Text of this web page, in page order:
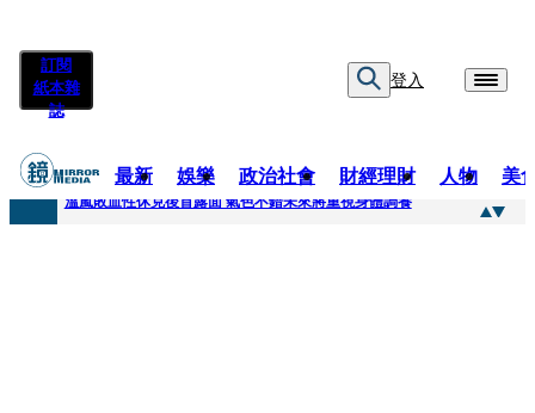
訂閱
紙本雜
誌
登入
最新 娛樂 政治社會 財經理財 人物 美
快訊
溫嵐敗血性休克後首露面 氣色不錯未來將重視身體調養